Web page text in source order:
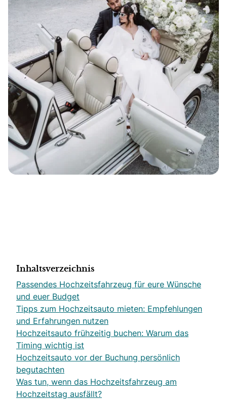
Inhaltsverzeichnis
Passendes Hochzeitsfahrzeug für eure Wünsche
und euer Budget
Tipps zum Hochzeitsauto mieten: Empfehlungen
und Erfahrungen nutzen
Hochzeitsauto frühzeitig buchen: Warum das
Timing wichtig ist
Hochzeitsauto vor der Buchung persönlich
begutachten
Was tun, wenn das Hochzeitsfahrzeug am
Hochzeitstag ausfällt?